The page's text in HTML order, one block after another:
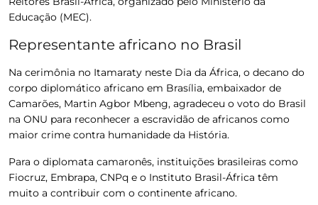
Educação (MEC).
Representante africano no Brasil
Na cerimônia no Itamaraty neste Dia da África, o decano do
corpo diplomático africano em Brasília, embaixador de
Camarões, Martin Agbor Mbeng, agradeceu o voto do Brasil
na ONU para reconhecer a escravidão de africanos como
maior crime contra humanidade da História.
Para o diplomata camaronês, instituições brasileiras como
Fiocruz, Embrapa, CNPq e o Instituto Brasil-África têm
muito a contribuir com o continente africano.